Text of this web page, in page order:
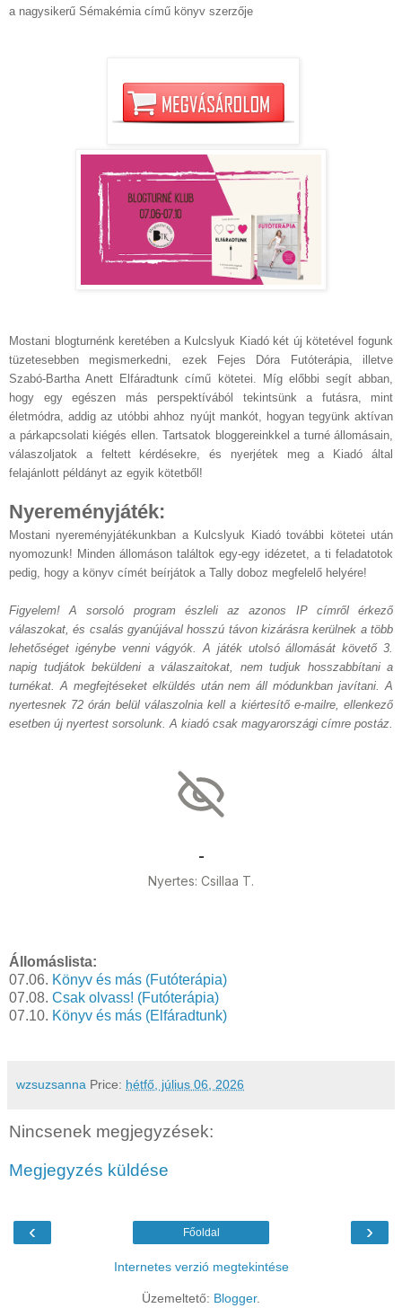
a nagysikerű Sémakémia című könyv szerzője
Mostani blogturnénk keretében a Kulcslyuk Kiadó két új kötetével fogunk
tüzetesebben megismerkedni, ezek Fejes Dóra Futóterápia, illetve
Szabó-Bartha Anett Elfáradtunk című kötetei. Míg előbbi segít abban,
hogy egy egészen más perspektívából tekintsünk a futásra, mint
életmódra, addig az utóbbi ahhoz nyújt mankót, hogyan tegyünk aktívan
a párkapcsolati kiégés ellen. Tartsatok bloggereinkkel a turné állomásain,
válaszoljatok a feltett kérdésekre, és nyerjétek meg a Kiadó által
felajánlott példányt az egyik kötetből!
Nyereményjáték:
Mostani nyereményjátékunkban a Kulcslyuk Kiadó további kötetei után
nyomozunk! Minden állomáson találtok egy-egy idézetet, a ti feladatotok
pedig, hogy a könyv címét beírjátok a Tally doboz megfelelő helyére!
Figyelem! A sorsoló program észleli az azonos IP címről érkező
válaszokat, és csalás gyanújával hosszú távon kizárásra kerülnek a több
lehetőséget igénybe venni vágyók. A játék utolsó állomását követő 3.
napig tudjátok beküldeni a válaszaitokat, nem tudjuk hosszabbítani a
turnékat. A megfejtéseket elküldés után nem áll módunkban javítani. A
nyertesnek 72 órán belül válaszolnia kell a kiértesítő e-mailre, ellenkező
esetben új nyertest sorsolunk. A kiadó csak magyarországi címre postáz.
Állomáslista:
07.06. Könyv és más (Futóterápia)
07.08. Csak olvass! (Futóterápia)
07.10. Könyv és más (Elfáradtunk)
wzsuzsanna Price: hétfő, július 06, 2026
Nincsenek megjegyzések:
Megjegyzés küldése
‹ ›
Főoldal
Internetes verzió megtekintése
Üzemeltető: Blogger.